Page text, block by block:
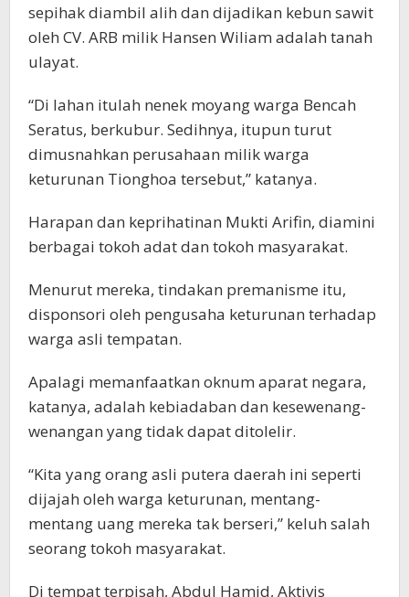
sepihak diambil alih dan dijadikan kebun sawit
oleh CV. ARB milik Hansen Wiliam adalah tanah
ulayat.
“Di lahan itulah nenek moyang warga Bencah
Seratus, berkubur. Sedihnya, itupun turut
dimusnahkan perusahaan milik warga
keturunan Tionghoa tersebut,” katanya.
Harapan dan keprihatinan Mukti Arifin, diamini
berbagai tokoh adat dan tokoh masyarakat.
Menurut mereka, tindakan premanisme itu,
disponsori oleh pengusaha keturunan terhadap
warga asli tempatan.
Apalagi memanfaatkan oknum aparat negara,
katanya, adalah kebiadaban dan kesewenang-
wenangan yang tidak dapat ditolelir.
“Kita yang orang asli putera daerah ini seperti
dijajah oleh warga keturunan, mentang-
mentang uang mereka tak berseri,” keluh salah
seorang tokoh masyarakat.
Di tempat terpisah, Abdul Hamid, Aktivis